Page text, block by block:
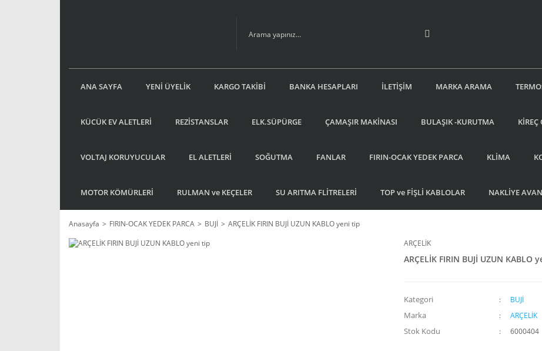
ANA SAYFA YENİ ÜYELİK KARGO TAKİBİ BANKA HESAPLARI İLETİŞİM MARKA ARAMA
KÜCÜK EV ALETLERİ REZİSTANSLAR ELK.SÜPÜRGE ÇAMAŞIR MAKİNASI BULAŞIK -KURUTMA
VOLTAJ KORUYUCULAR EL ALETLERİ SOĞUTMA FANLAR FIRIN-OCAK YEDEK PARCA KLİMA
MOTOR KÖMÜRLERİ RULMAN ve KEÇELER SU ARITMA FLİTRELERİ TOP ve FİŞLİ KABLOLAR NAKLİYE
Anasayfa FIRIN-OCAK YEDEK PARCA BUJİ
ARÇELİK FIRIN BUJİ UZUN KABLO yeni tip
ARÇELİK
ARÇELİK FIRIN BUJİ UZUN KABLO
Kategori BUJİ
Marka ARÇELİK
Stok Kodu 6000404